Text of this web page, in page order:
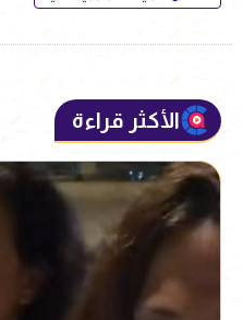
الأكثر قراءة